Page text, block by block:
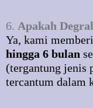
6. Apakah
Ya, kami
hingga 6 bulan
(tergantung jenis
tercantum dalam